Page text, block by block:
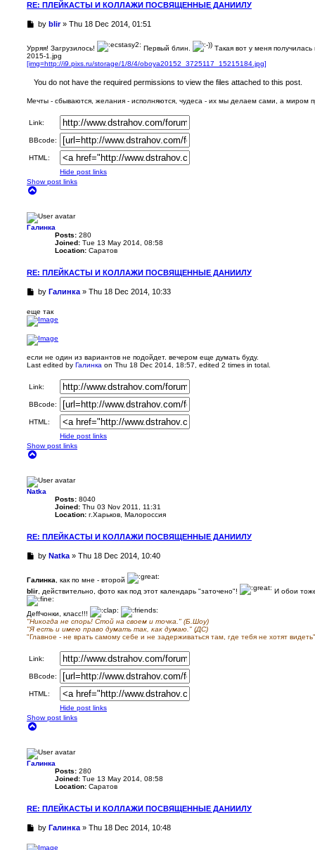
RE: ПЛЕЙКАСТЫ И КОЛЛАЖИ ПОСВЯЩЕННЫЕ ДАНИИЛУ
U
e
a
p
s
by blir» Thu 18 Dec 2014, 01:51
Урряя! Загрузилось! Первый блин.
Такая вот у меня
2015-1.jpg
[img=http://i9.pixs.ru/storage/1/8/4/oboya20152_3725117_15215184.jpg]
You do not have the required permissions to view the files attached to this post.
Мечты - сбываются, желания - исполняются, чудеса - их мы делаем сами, а миром
Link:
BBcode:
HTML:
Hide post links
Show post links
Галинка
Posts: 280
Joined: Tue 13 May 2014, 08:58
Location: Саратов
RE: ПЛЕЙКАСТЫ И КОЛЛАЖИ ПОСВЯЩЕННЫЕ ДАНИИЛУ
U
r
e
d
o
s
by Галинка» Thu 18 Dec 2014, 10:33
еще так
если не один из вариантов не подойдет. вечером еще думать буду.
Last edited by Галинка on Thu 18 Dec 2014, 18:57, edited 2 times in total.
Link:
BBcode:
HTML:
Hide post links
Show post links
Natka
Posts: 8040
Joined: Thu 03 Nov 2011, 11:31
Location: г.Харьков, Малороссия
RE: ПЛЕЙКАСТЫ И КОЛЛАЖИ ПОСВЯЩЕННЫЕ ДАНИИЛУ
U
e
a
d
p
o
s
by Natka» Thu 18 Dec 2014, 10:40
Галинка , как по мне - второй
blir , действительно, фото как под этот календарь "заточено"! И обои
Деffчонки, класс!!!
"Никогда не спорь! Стой на своем и точка." (Б.Шоу)
"Я есть и имею право думать так, как думаю." (ДС)
"Главное - не врать самому себе и не задерживаться там, где тебя не хотят
Link:
BBcode:
HTML:
Hide post links
Show post links
Галинка
Posts: 280
Joined: Tue 13 May 2014, 08:58
Location: Саратов
RE: ПЛЕЙКАСТЫ И КОЛЛАЖИ ПОСВЯЩЕННЫЕ ДАНИИЛУ
U
r
by Галинка» Thu 18 Dec 2014, 10:48